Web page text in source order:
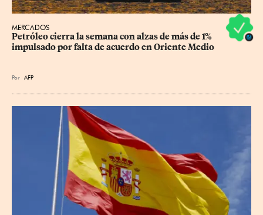
MERCADOS
Petróleo cierra la semana con alzas de más de 1%
impulsado por falta de acuerdo en Oriente Medio
Por AFP